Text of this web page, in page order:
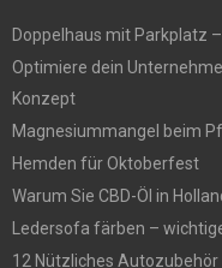
Doppelhaus mit Parkplatz
Optimiere dein
Konzept
Magnesiummangel beim
Hemden für Oktoberfest
Warum Sie CBD-Öl in
Ledersofa färben –
12 Nützliches Autozubehör